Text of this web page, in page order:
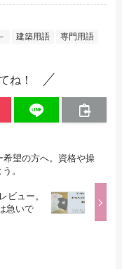
建築用語 専門用語
ね！
希望の方へ。資格や操
。
ビュー。
急いで